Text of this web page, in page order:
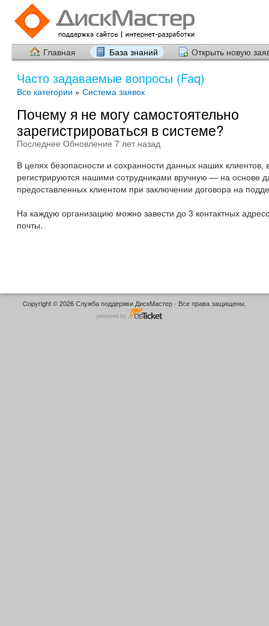
Главная База знаний Открыть новую
Часто задаваемые вопросы (Faq)
Все категории » Система заявок
Почему я не могу самостоятельно
зарегистрироваться в системе?
Последнее Обновление 7 лет назад
В целях безопасности и сохранности данных наших клиентов,
регистрируются нашими сотрудниками вручную — на основе
предоставленных клиентом при заключении договора на
На каждую организацию можно завести до 3 контактных
почты.
Copyright © 2026 Служба поддержки ДискМастер - Все права защищены.